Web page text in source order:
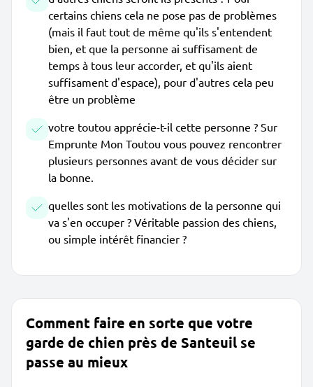
certains chiens cela ne pose pas de problèmes
(mais il faut tout de même qu'ils s'entendent
bien, et que la personne ai suffisament de
temps à tous leur accorder, et qu'ils aient
suffisament d'espace), pour d'autres cela peu
être un problème
votre toutou apprécie-t-il cette personne ? Sur
Emprunte Mon Toutou vous pouvez rencontrer
plusieurs personnes avant de vous décider sur
la bonne.
quelles sont les motivations de la personne qui
va s'en occuper ? Véritable passion des chiens,
ou simple intérêt financier ?
Comment faire en sorte que votre
garde de chien près de Santeuil se
passe au mieux